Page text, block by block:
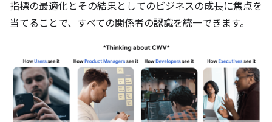
指標の最適化とその結果としてのビジネスの成長に焦点を
当てることで、すべての関係者の認識を統一できます。